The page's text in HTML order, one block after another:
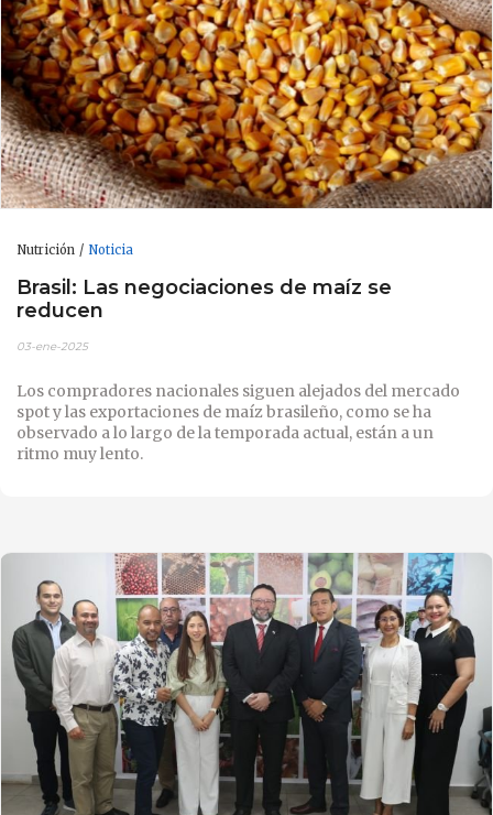
Nutrición Noticia
Brasil: Las negociaciones de maíz se
reducen
03-ene-2025
Los compradores nacionales siguen alejados del mercado
spot y las exportaciones de maíz brasileño, como se ha
observado a lo largo de la temporada actual, están a un
ritmo muy lento.